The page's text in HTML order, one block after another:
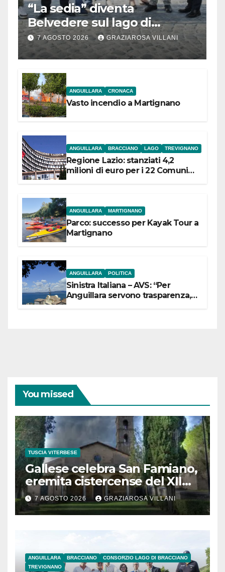
“La sedia” diventa
Belvedere sul lago di
Bracciano: ieri
l’inaugurazione
7 AGOSTO 2026 GRAZIAROSA VILLANI
ANGUILLARA CRONACA
Vasto incendio a Martignano
ANGUILLARA BRACCIANO LAGO TREVIGNANO
Regione Lazio: stanziati 4,2
milioni di euro per i 22 Comuni
ANGUILLARA MARTIGNANO
Parco: successo per Kayak Tour a
Martignano
ANGUILLARA POLITICA
Sinistra Italiana – AVS: “Per
Anguillara servono trasparenza,
You missed
TUSCIA VITERBESE
Gallese celebra San Famiano,
eremita cistercense del XII
secolo
7 AGOSTO 2026 GRAZIAROSA VILLANI
ANGUILLARA BRACCIANO
CONSORZIO LAGO DI BRACCIANO
TREVIGNANO